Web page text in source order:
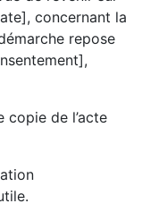
concernant la
repose
copie de l’acte